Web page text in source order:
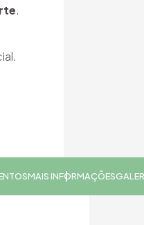
.
MAIS INFORMAÇÕES